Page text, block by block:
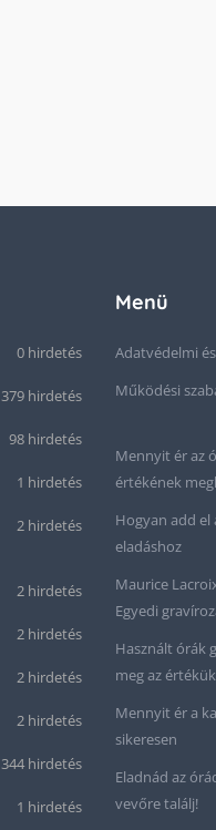
0 hirdetés
379 hirdetés
98 hirdetés
1 hirdetés
2 hirdetés
2 hirdetés
2 hirdetés
2 hirdetés
2 hirdetés
344 hirdetés
1 hirdetés
Menü
Adatvédelmi
Működési
Mennyit ér az
értékének
Hogyan add el
eladáshoz
Maurice
Egyedi
Használt órák
meg az
Mennyit ér a
sikeresen
Eladnád az
vevőre találj!